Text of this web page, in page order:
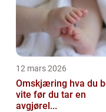
12 mars 2026
Omskjæring hva du bør
vite før du tar en
avgjørel...